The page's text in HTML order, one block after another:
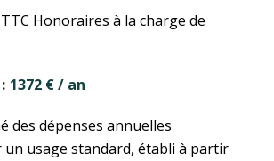
TTC Honoraires à la charge de
1372 € / an
des dépenses annuelles
usage standard, établi à partir